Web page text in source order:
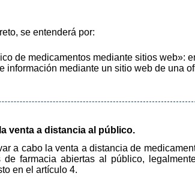
se entenderá por:
de medicamentos mediante sitios web»:
información mediante un sitio web de una
venta a distancia al público.
a cabo la venta a distancia de
farmacia abiertas al público,
en el artículo 4.